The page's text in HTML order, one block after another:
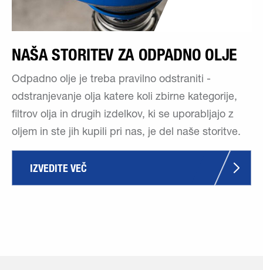
NAŠA STORITEV ZA ODPADNO OLJE
Odpadno olje je treba pravilno odstraniti -
odstranjevanje olja katere koli zbirne kategorije,
filtrov olja in drugih izdelkov, ki se uporabljajo z
oljem in ste jih kupili pri nas, je del naše storitve.
IZVEDITE VEČ